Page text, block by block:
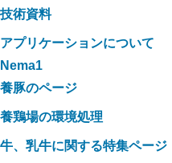
技術資料
アプリケーションについて
Nema1
養豚のページ
養鶏場の環境処理
牛、乳牛に関する特集ページ